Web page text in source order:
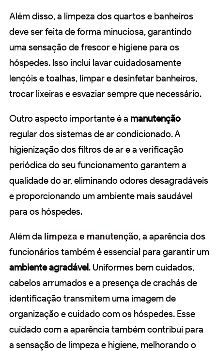
Além disso, a limpeza dos quartos e banheiros
deve ser feita de forma minuciosa, garantindo
uma sensação de frescor e higiene para os
hóspedes. Isso inclui lavar cuidadosamente
lençóis e toalhas, limpar e desinfetar banheiros,
trocar lixeiras e esvaziar sempre que necessário.
Outro aspecto importante é a manutenção
regular dos sistemas de ar condicionado. A
higienização dos filtros de ar e a verificação
periódica do seu funcionamento garantem a
qualidade do ar, eliminando odores desagradáveis
e proporcionando um ambiente mais saudável
para os hóspedes.
Além da limpeza e manutenção, a aparência dos
funcionários também é essencial para garantir um
ambiente agradável. Uniformes bem cuidados,
cabelos arrumados e a presença de crachás de
identificação transmitem uma imagem de
organização e cuidado com os hóspedes. Esse
cuidado com a aparência também contribui para
a sensação de limpeza e higiene, melhorando o